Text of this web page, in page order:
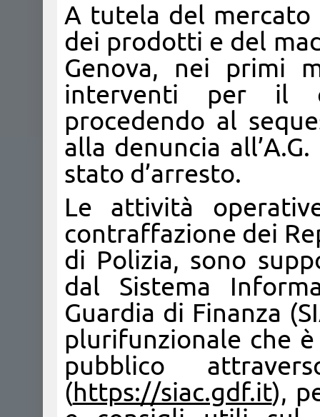
A tutela del mercato
dei prodotti e del
Genova, nei primi
interventi per il
procedendo al
alla denuncia
stato d’arresto.
Le attività
contraffazione dei
di Polizia, sono
dal Sistema
Guardia di Finanza
plurifunzionale che
pubblico
(https://siac.gdf.it),